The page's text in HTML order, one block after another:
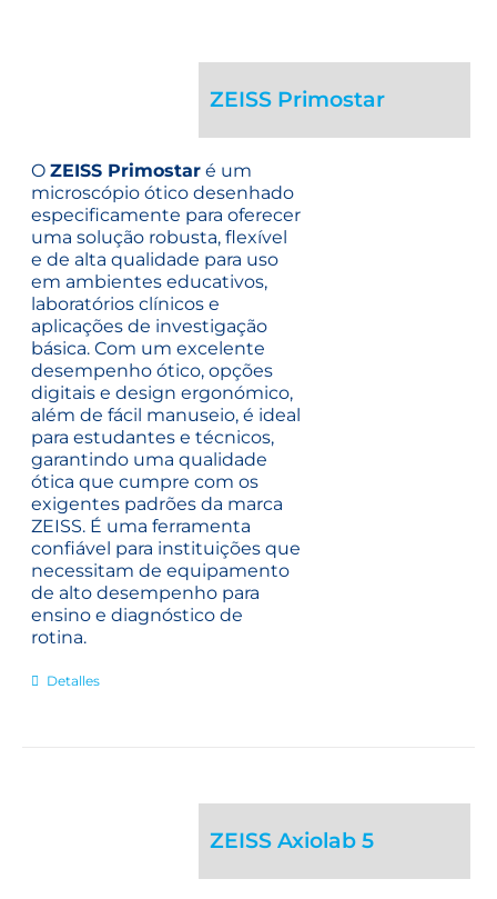
ZEISS Primostar
OZEISS Primostar é um
microscópio ótico desenhado
especificamente para oferecer
uma solução robusta, flexível
e de alta qualidade para uso
em ambientes educativos,
laboratórios clínicos e
aplicações de investigação
básica. Com um excelente
desempenho ótico, opções
digitais e design ergonómico,
além de fácil manuseio, é ideal
para estudantes e técnicos,
garantindo uma qualidade
ótica que cumpre com os
exigentes padrões da marca
ZEISS. É uma ferramenta
confiável para instituições que
necessitam de equipamento
de alto desempenho para
ensino e diagnóstico de
rotina.
Detalles
ZEISS Axiolab 5